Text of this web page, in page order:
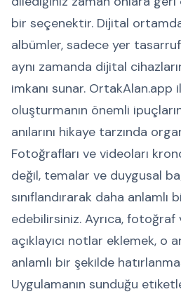
bir seçenektir. Dijital
albümler, sadece yer
aynı zamanda dijital
imkanı sunar. OrtakAlan.app
oluşturmanın önemli
anılarını hikaye tarzında
Fotoğrafları ve videoları
değil, temalar ve duygusal
sınıflandırarak daha anlamlı
edebilirsiniz. Ayrıca, fotoğraf
açıklayıcı notlar eklemek, o
anlamlı bir şekilde
Uygulamanın sunduğu